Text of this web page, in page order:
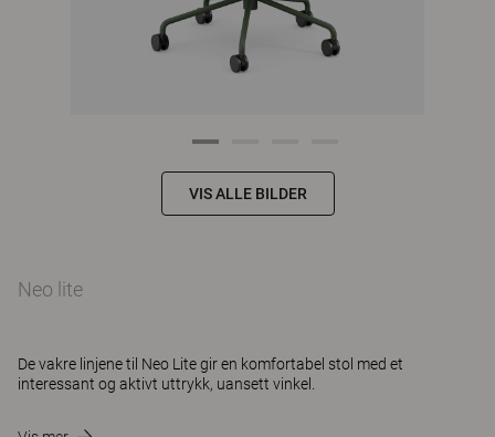
VIS ALLE BILDER
Neo lite
De vakre linjene til Neo Lite gir en komfortabel stol med et
interessant og aktivt uttrykk, uansett vinkel.